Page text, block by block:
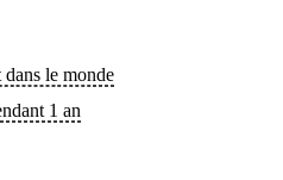
dans le monde
1 an